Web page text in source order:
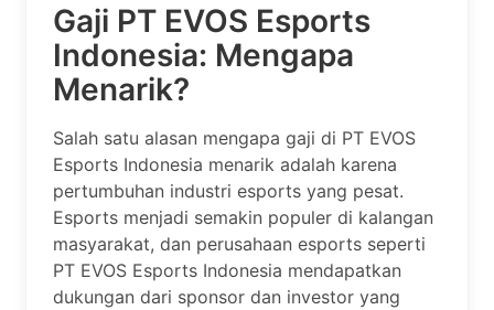
Gaji PT EVOS Esports
Indonesia: Mengapa
Menarik?
Salah satu alasan mengapa gaji di PT EVOS
Esports Indonesia menarik adalah karena
pertumbuhan industri esports yang pesat.
Esports menjadi semakin populer di kalangan
masyarakat, dan perusahaan esports seperti
PT EVOS Esports Indonesia mendapatkan
dukungan dari sponsor dan investor yang